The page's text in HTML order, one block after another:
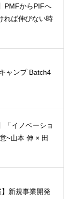
PMFからPIFへ
れば伸びない時
ャンプ Batch4
「イノベーショ
~山本 伸 × 田
】新規事業開発